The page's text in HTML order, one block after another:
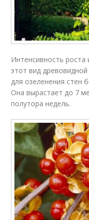
Интенсивность
этот вид
для озеленения стен
Она вырастает до 7
полутора недель.